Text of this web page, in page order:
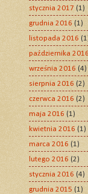
stycznia 2017 (1)
grudnia 2016 (1)
listopada 2016
października 2016
września 2016 (4)
sierpnia 2016 (2)
czerwca 2016 (2)
maja 2016 (1)
kwietnia 2016 (1)
marca 2016 (1)
lutego 2016 (2)
stycznia 2016 (4)
grudnia 2015 (1)